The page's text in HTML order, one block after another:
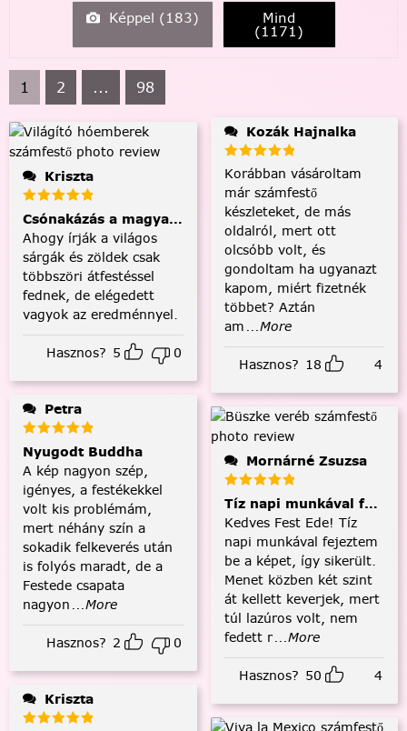
Képpel (183) Mind
(1171)
1 2 ... 98
Kriszta
Csónakázás a magyar tengeren
Ahogy írják a világos
sárgák és zöldek csak
többszöri átfestéssel
fednek, de elégedett
vagyok az eredménnyel.
Hasznos? 5 0
Petra
Nyugodt Buddha
A kép nagyon szép,
igényes, a festékekkel
volt kis problémám,
mert néhány szín a
sokadik felkeverés után
is folyós maradt, de a
Festede csapata
nagyon ...More
Hasznos? 2 0
Kriszta
Kozák Hajnalka
Korábban vásároltam
már számfestő
készleteket, de más
oldalról, mert ott
olcsóbb volt, és
gondoltam ha ugyanazt
kapom, miért fizetnék
többet? Aztán
am ...More
Hasznos? 18 4
Mornárné Zsuzsa
Tíz napi munkával
Kedves Fest Ede! Tíz
napi munkával fejeztem
be a képet, így sikerült.
Menet közben két szint
át kellett keverjek, mert
túl lazúros volt, nem
fedett r...More
Hasznos? 50 4